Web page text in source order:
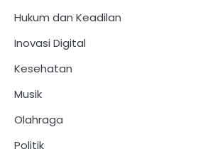
Hukum dan Keadilan
Inovasi Digital
Kesehatan
Musik
Olahraga
Politik